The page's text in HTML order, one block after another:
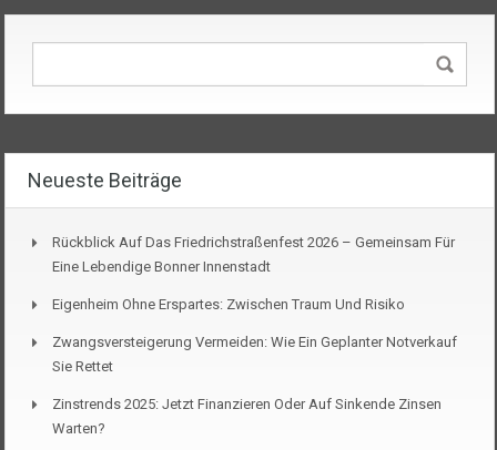
Neueste Beiträge
Rückblick Auf Das Friedrichstraßenfest 2026 – Gemeinsam Für
Eine Lebendige Bonner Innenstadt
Eigenheim Ohne Erspartes: Zwischen Traum Und Risiko
Zwangsversteigerung Vermeiden: Wie Ein Geplanter Notverkauf
Sie Rettet
Zinstrends 2025: Jetzt Finanzieren Oder Auf Sinkende Zinsen
Warten?